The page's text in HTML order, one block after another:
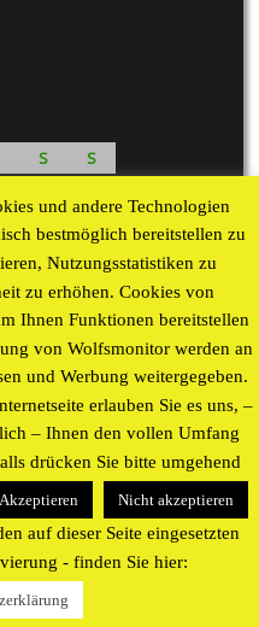
S
S
23
29
30
theme byWP Blogs
und andere Technologien
bestmöglich bereitstellen zu
Nutzungsstatistiken zu
zu erhöhen. Cookies von
Ihnen Funktionen bereitstellen
von Wolfsmonitor werden an
und Werbung weitergegeben.
erlauben Sie es uns, –
– Ihnen den vollen Umfang
drücken Sie bitte umgehend
Akzeptieren Nicht akzeptieren
auf dieser Seite eingesetzten
- finden Sie hier: